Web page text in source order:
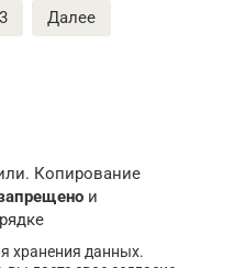
3 Далее
Копирование
и
хранения данных.